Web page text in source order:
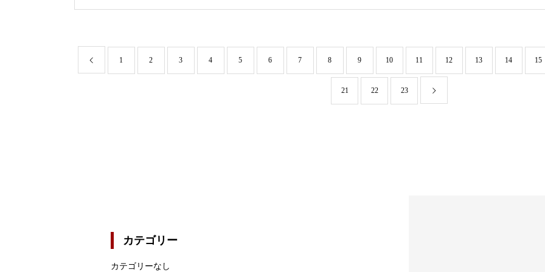
1 2 3 4 5 6 7 8 9 10 11 12 13 14 15
21 22 23
カテゴリー
カテゴリーなし